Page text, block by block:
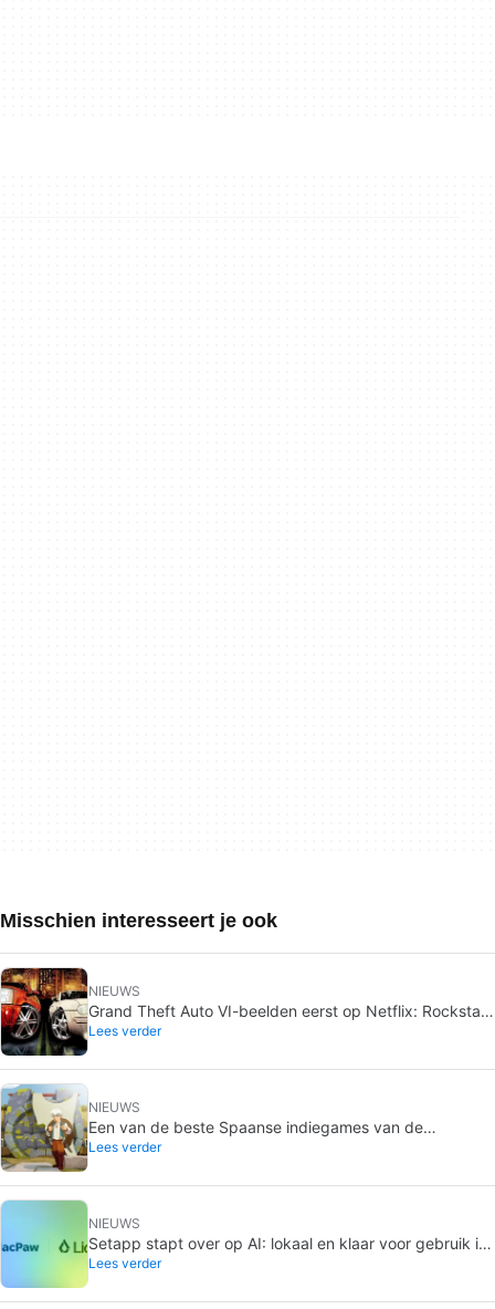
Misschien interesseert je ook
NIEUWS
Grand Theft Auto VI-beelden eerst op Netflix: Rockstar
wijkt af
Lees verder
NIEUWS
Een van de beste Spaanse indiegames van de
afgelopen jaren is de komende dagen gratis op Steam
Lees verder
NIEUWS
Setapp stapt over op AI: lokaal en klaar voor gebruik in
de apps op de Mac
Lees verder